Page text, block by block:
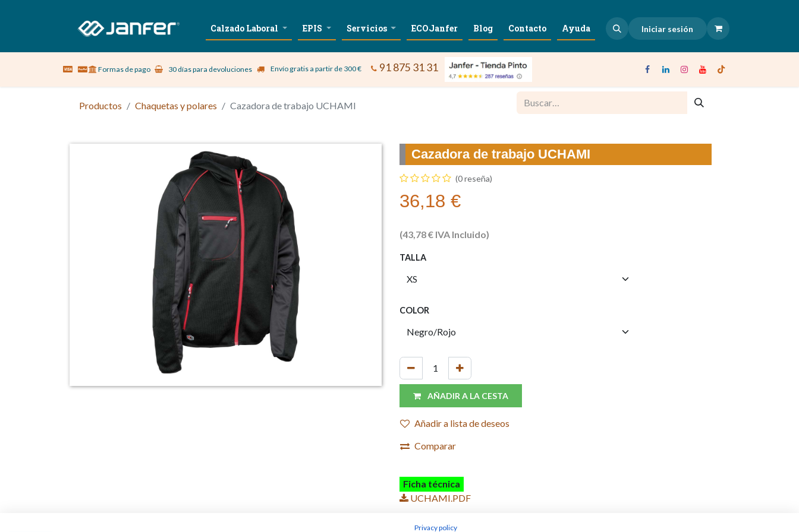
Sobre nosotros Vestuario Laboral Calzado Laboral EPIS Servicios ECOJanfer Blog Contacto Ayuda Iniciar sesión
Formas de pago 30 días para devoluciones Envío gratis a partir de 300 € 91 875 31 31
Productos Chaquetas y polares Cazadora de trabajo UCHAMI
Cazadora de trabajo UCHAMI
(0 reseña)
36,18 €
(43,78€ IVA Incluido)
TALLA
COLOR
AÑADIR A LA CESTA
Añadir a lista de deseos
Comparar
Ficha técnica
UCHAMI.PDF
Privacy policy